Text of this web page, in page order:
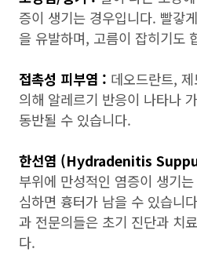
증이 생기는 경우입니다. 빨갛
을 유발하며, 고름이 잡히기도
접촉성 피부염 : 데오드란트,
의해 알레르기 반응이 나타나
동반될 수 있습니다.
한선염 (Hydradenitis
부위에 만성적인 염증이 생기
심하면 흉터가 남을 수 있습니
과 전문의들은 초기 진단과 치
다.